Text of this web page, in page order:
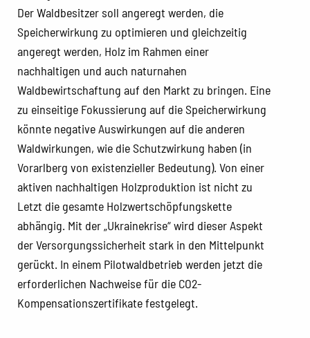
Der Waldbesitzer soll angeregt werden, die
Speicherwirkung zu optimieren und gleichzeitig
angeregt werden, Holz im Rahmen einer
nachhaltigen und auch naturnahen
Waldbewirtschaftung auf den Markt zu bringen. Eine
zu einseitige Fokussierung auf die Speicherwirkung
könnte negative Auswirkungen auf die anderen
Waldwirkungen, wie die Schutzwirkung haben (in
Vorarlberg von existenzieller Bedeutung). Von einer
aktiven nachhaltigen Holzproduktion ist nicht zu
Letzt die gesamte Holzwertschöpfungskette
abhängig. Mit der „Ukrainekrise“ wird dieser Aspekt
der Versorgungssicherheit stark in den Mittelpunkt
gerückt. In einem Pilotwaldbetrieb werden jetzt die
erforderlichen Nachweise für die CO2-
Kompensationszertifikate festgelegt.